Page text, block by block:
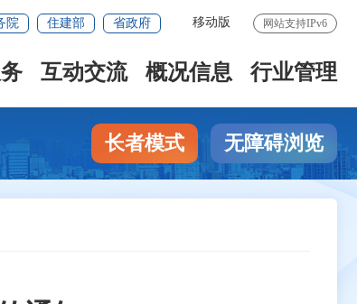
网站支持IPv6
移动版
院 住建部 省政府
互动交流 概况信息 行业管理
长者模式 无障碍浏览